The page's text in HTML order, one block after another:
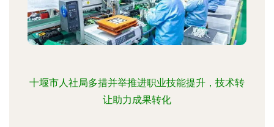
十堰市人社局多措并举推进职业技能提升，技术转
让助力成果转化